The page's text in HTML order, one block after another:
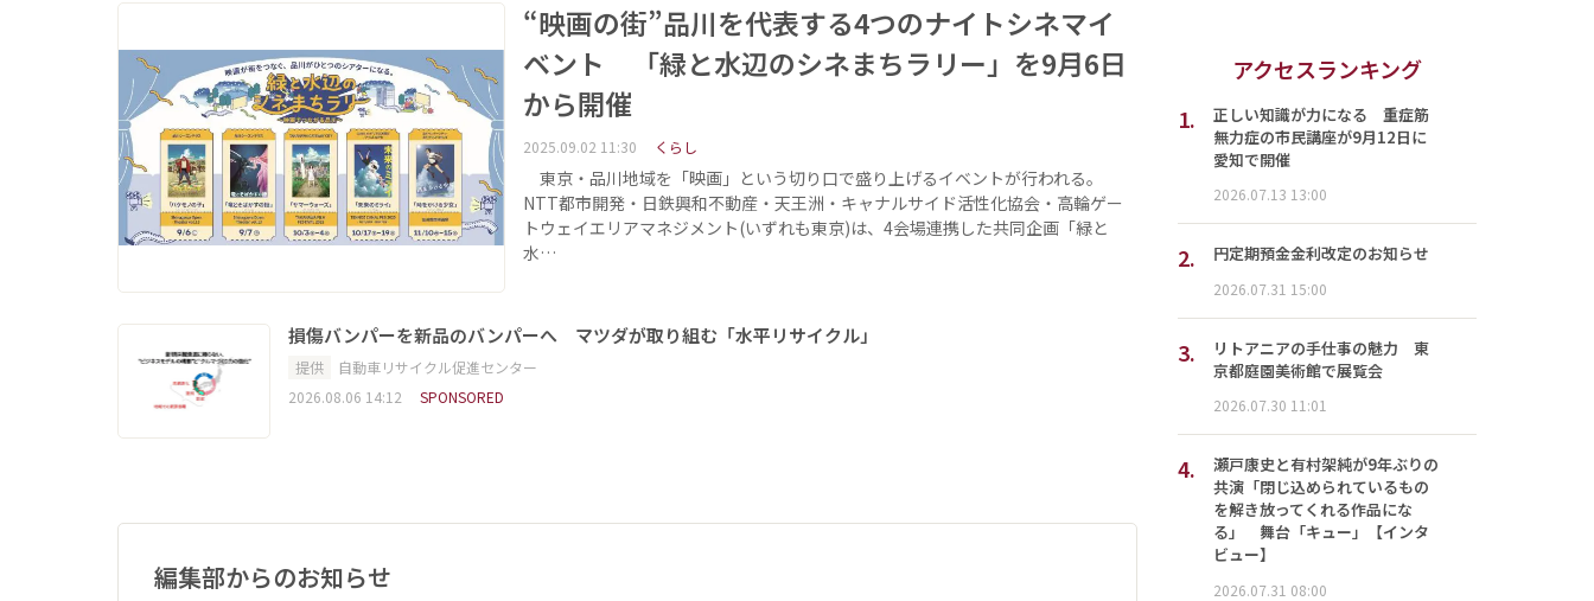
“映画の街”品川を代表する4つのナイトシネマイ
ベント 「緑と水辺のシネまちラリー」を9月6日
から開催
2025.09.02 11:30 くらし
東京・品川地域を「映画」という切り口で盛り上げるイベントが行われる。
NTT都市開発・日鉄興和不動産・天王洲・キャナルサイド活性化協会・高輪ゲー
トウェイエリアマネジメント(いずれも東京)は、4会場連携した共同企画「緑と
水…
損傷バンパーを新品のバンパーへ マツダが取り組む「水平リサイクル」
提供
自動車リサイクル促進センター
2026.08.06 14:12
SPONSORED
編集部からのお知らせ
アクセスランキング
1.
正しい知識が力になる 重症筋
無力症の市民講座が9月12日に
愛知で開催
2026.07.13 13:00
2. 円定期預金金利改定のお知らせ
2026.07.31 15:00
3.
リトアニアの手仕事の魅力 東
京都庭園美術館で展覧会
2026.07.30 11:01
4.
瀬戸康史と有村架純が9年ぶりの
共演「閉じ込められているもの
を解き放ってくれる作品にな
る」 舞台「キュー」【インタ
ビュー】
2026.07.31 08:00